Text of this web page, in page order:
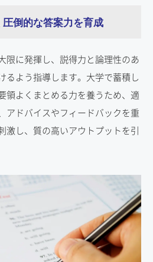
倒的な答案力を育成
限に発揮し、説得力と論理性のあ
るよう指導します。大学で蓄積し
領よくまとめる力を養うため、適
アドバイスやフィードバックを重
激し、質の高いアウトプットを引